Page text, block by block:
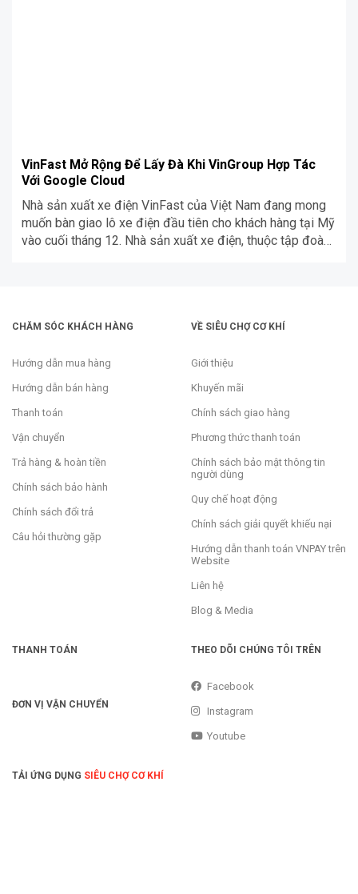
VinFast Mở Rộng Để Lấy Đà Khi VinGroup Hợp Tác
Với Google Cloud
Nhà sản xuất xe điện VinFast của Việt Nam đang mong
muốn bàn giao lô xe điện đầu tiên cho khách hàng tại Mỹ
vào cuối tháng 12. Nhà sản xuất xe điện, thuộc tập đoàn
CHĂM SÓC KHÁCH HÀNG
Hướng dẫn mua hàng
Hướng dẫn bán hàng
Thanh toán
Vận chuyển
Trả hàng & hoàn tiền
Chính sách bảo hành
Chính sách đổi trả
Câu hỏi thường gặp
VỀ SIÊU CHỢ CƠ KHÍ
Giới thiệu
Khuyến mãi
Chính sách giao hàng
Phương thức thanh toán
Chính sách bảo mật thông tin
người dùng
Quy chế hoạt động
Chính sách giải quyết khiếu nại
Hướng dẫn thanh toán VNPAY trên
Website
Liên hệ
Blog & Media
THANH TOÁN
ĐƠN VỊ VẬN CHUYỂN
THEO DÕI CHÚNG TÔI TRÊN
Facebook
Instagram
Youtube
TẢI ỨNG DỤNG SIÊU CHỢ CƠ KHÍ